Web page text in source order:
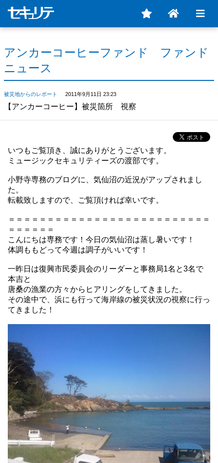
アンカーコーヒーファンド ファンド
ニュース
被災地からのレポート 2011年9月11日 23:23
【アンカーコーヒー】被災箇所 視察
いつもご覧頂き、誠にありがとうございます。
ミュージックセキュリティーズの渡部です。
小野寺専務のブログに、気仙沼の近況がアップされまし
た。
転載致しますので、ご覧頂ければ幸いです。
＝＝＝＝＝＝＝＝＝＝＝＝＝＝＝＝＝＝＝＝＝＝＝＝＝＝
＝＝＝＝＝＝
こんにちは専務です！今日の気仙沼は蒸し暑いです！
体調ももどって今週は調子がいいです！
一昨日は復興市民委員会のリーダーと事務局1名と3名で
本吉と
唐桑の漁業の方々からヒアリングをしてきました。
その途中で、浜にも行って海岸線の被災状況の視察に行っ
てきました！